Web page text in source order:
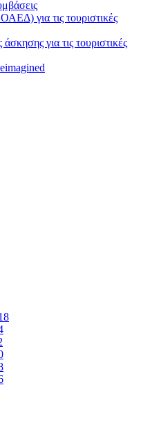
για τις τουριστικές
για τις τουριστικές